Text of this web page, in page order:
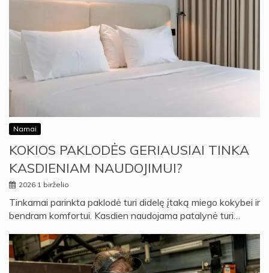
Namai
KOKIOS PAKLODĖS GERIAUSIAI TINKA
KASDIENIAM NAUDOJIMUI?
2026 1 birželio
Tinkamai parinkta paklodė turi didelę įtaką miego kokybei ir
bendram komfortui. Kasdien naudojama patalynė turi…